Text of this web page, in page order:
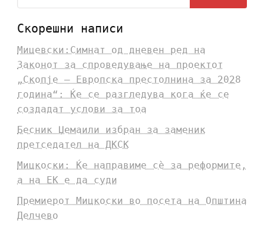
Скорешни написи
Мицевски:Симнат од дневен ред на
Законот за спроведување на проектот
„Скопје – Европска престолнина за 2028
година“: Ќе се разгледува кога ќе се
создадат услови за тоа
Бесник Џемаили избран за заменик
претседател на ДКСК
Мицкоски: Ќе направиме сè за реформите,
а на ЕК е да суди
Премиерот Мицкоски во посета на Општина
Делчево